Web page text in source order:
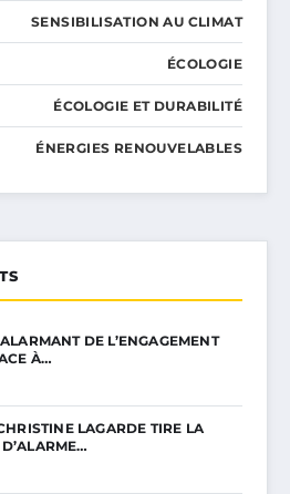
SENSIBILISATION AU CLIMAT
ÉCOLOGIE
ÉCOLOGIE ET DURABILITÉ
ÉNERGIES RENOUVELABLES
DE L’ENGAGEMENT
À…
LAGARDE TIRE LA